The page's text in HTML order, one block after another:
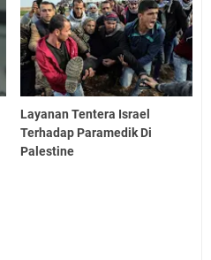
Layanan Tentera Israel
Terhadap Paramedik Di
Palestine